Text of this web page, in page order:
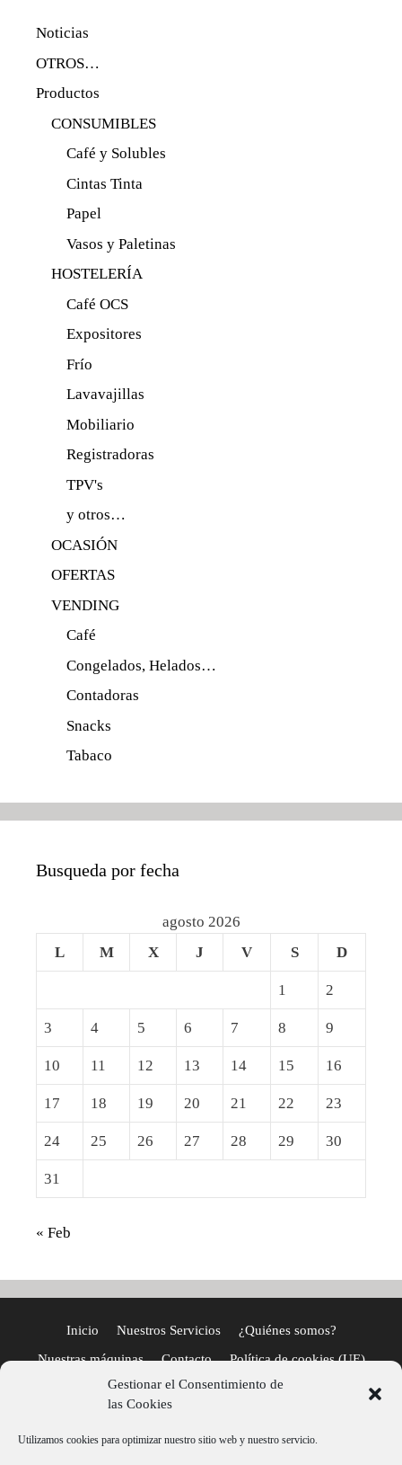
Gestionar el Consentimiento de
las Cookies
Utilizamos cookies para optimizar nuestro sitio web y nuestro servicio.
Noticias
OTROS…
Productos
CONSUMIBLES
Café y Solubles
Cintas Tinta
Papel
Vasos y Paletinas
HOSTELERÍA
Café OCS
Expositores
Frío
Lavavajillas
Mobiliario
Registradoras
TPV's
y otros…
OCASIÓN
OFERTAS
VENDING
Café
Congelados, Helados…
Contadoras
Snacks
Tabaco
Busqueda por fecha
agosto 2026
L
M X J V S D
1 2
3 4 5 6 7 8 9
10 11 12 13 14 15 16
17 18 19 20 21 22 23
24 25 26 27 28 29 30
31
« Feb
Inicio Nuestros Servicios
¿Quiénes somos?
Nuestras máquinas
Contacto
Política de cookies (UE)
Términos y condiciones
Información sobre la tienda
DH Vending, C/ Calderón de la Barca S/N, C.C. Opción 33204 –